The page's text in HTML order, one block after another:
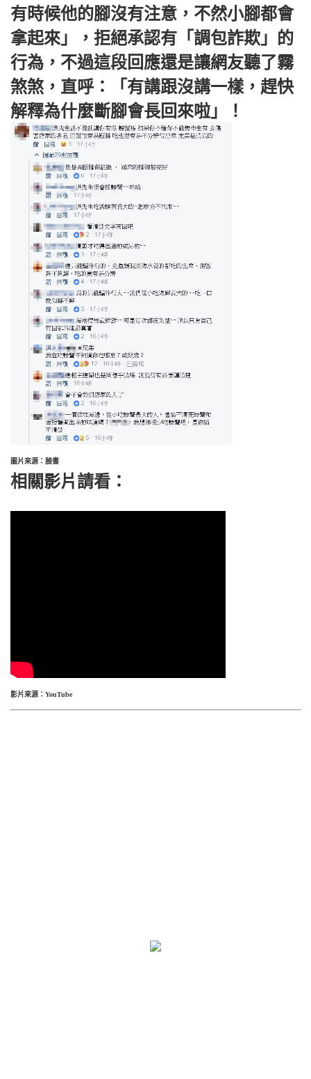
有時候他的腳沒有注意，不然小腳都會
拿起來」，拒絕承認有「調包詐欺」的
行為，不過這段回應還是讓網友聽了霧
煞煞，直呼：「有講跟沒講一樣，趕快
解釋為什麼斷腳會長回來啦」！
圖片來源：臉書
相關影片請看：
影片來源：YouTube